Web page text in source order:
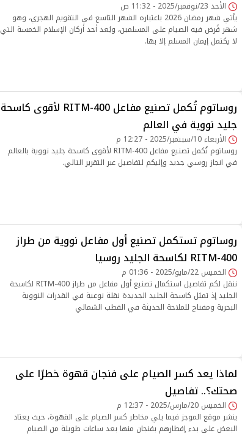
الأحد 23/نوفمبر/2025 - 11:32 ص
يأتي شهر رمضان 2026 باعتباره الشهر التاسع في التقويم الهجري، وهو
شهر فُرض فيه الصيام على المسلمين، ويُعد أحد أركان الإسلام الخمسة التي
لا يكتمل إيمان المسلم إلا بها.
روساتوم تُكمل تصنيع مفاعل RITM-400 لأقوى كاسحة
جليد نووية في العالم
الأربعاء 10/سبتمبر/2025 - 12:27 م
روساتوم تُكمل تصنيع مفاعل RITM-400 لأقوى كاسحة جليد نووية بالعالم
في انجاز روسي جديد وإليكم لتفاصيل عبر التقرير التالي.
روساتوم تستكمل تصنيع أول مفاعل نووية من طراز
RITM-400 لكاسحة الجليد روسيا
الخميس 22/مايو/2025 - 01:36 م
ننقل لكم تفاصيل استكمال تصنيع أول مفاعل من طراز RITM-400 لكاسحة
الجليد إذ تمثل كاسحة الجليد الجديدة نقلة نوعية في القدرات النووية
البحرية ومفتاح للملاحة الحديثة في القطب الشمالي
لماذا يعد كسر الصيام على فنجان قهوة خطرًا على
صحتك؟.. تفاصيل
الخميس 20/مارس/2025 - 12:37 م
ينشر موقع الموجز فيما يلي مخاطر كسر الصيام على القهوة، حيث يعتاد
البعض على بدء إفطارهم بفنجان منها بعد ساعات طويلة من الصيام